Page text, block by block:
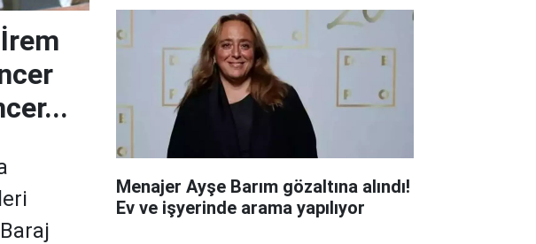
Menajer Ayşe Barım gözaltına alındı!
Ev ve işyerinde arama yapılıyor